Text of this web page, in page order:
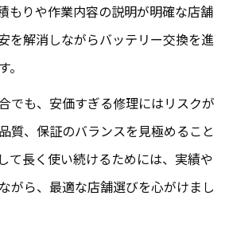
もりや作業内容の説明が明確な店舗
を解消しながらバッテリー交換を進
でも、安価すぎる修理にはリスクが
質、保証のバランスを見極めること
て長く使い続けるためには、実績や
がら、最適な店舗選びを心がけまし